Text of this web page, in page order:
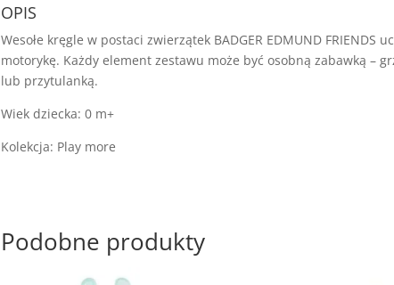
OPIS
Wesołe kręgle w postaci zwierzątek BADGER EDMUND
motorykę. Każdy element zestawu może być osobną zabawką –
lub przytulanką.
Wiek dziecka: 0 m+
Kolekcja: Play more
Podobne produkty